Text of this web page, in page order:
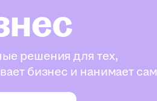
решения для тех,
бизнес и нанимает сам